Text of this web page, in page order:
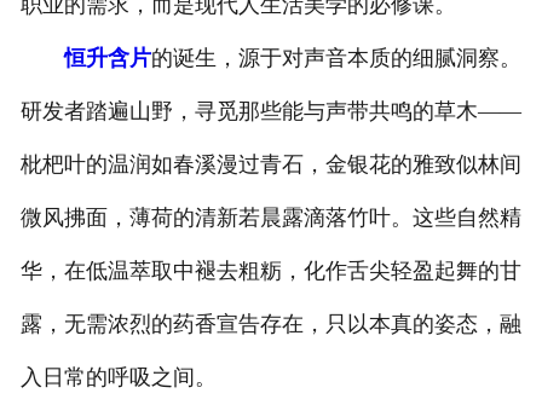
职业的需求，而是现代人生活美学的必修课。
恒升含片的诞生，源于对声音本质的细腻洞察。
研发者踏遍山野，寻觅那些能与声带共鸣的草木——
枇杷叶的温润如春溪漫过青石，金银花的雅致似林间
微风拂面，薄荷的清新若晨露滴落竹叶。这些自然精
华，在低温萃取中褪去粗粝，化作舌尖轻盈起舞的甘
露，无需浓烈的药香宣告存在，只以本真的姿态，融
入日常的呼吸之间。